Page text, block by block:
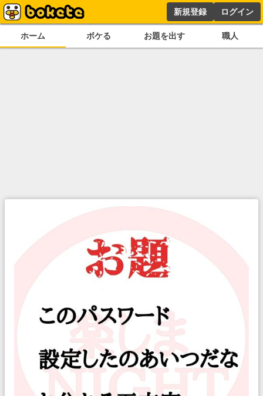
新規登録 ログイン
ホーム ボケる お題を出す 職人